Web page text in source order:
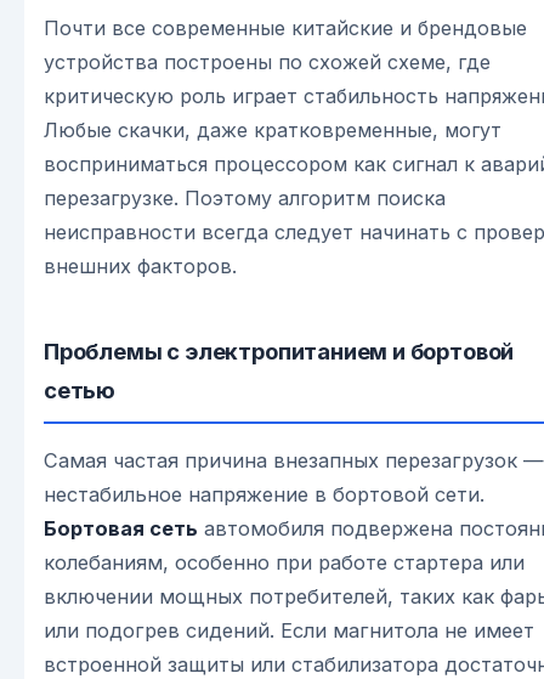
Почти все современные китайские и брендовые
устройства построены по схожей схеме, где
критическую роль играет стабильность
Любые скачки, даже кратковременные, могут
восприниматься процессором как сигнал к
перезагрузке. Поэтому алгоритм поиска
неисправности всегда следует начинать с
внешних факторов.
Проблемы с электропитанием и бортовой
сетью
Самая частая причина внезапных перезагрузок —
нестабильное напряжение в бортовой сети.
Бортовая сеть автомобиля подвержена
колебаниям, особенно при работе стартера или
включении мощных потребителей, таких как
или подогрев сидений. Если магнитола не имеет
встроенной защиты или стабилизатора